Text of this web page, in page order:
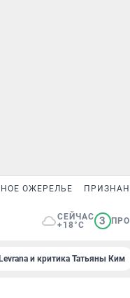
ОЖЕРЕЛЬЕ
СЕЙЧАС
+18°C
3
и критика Татьяны Ким